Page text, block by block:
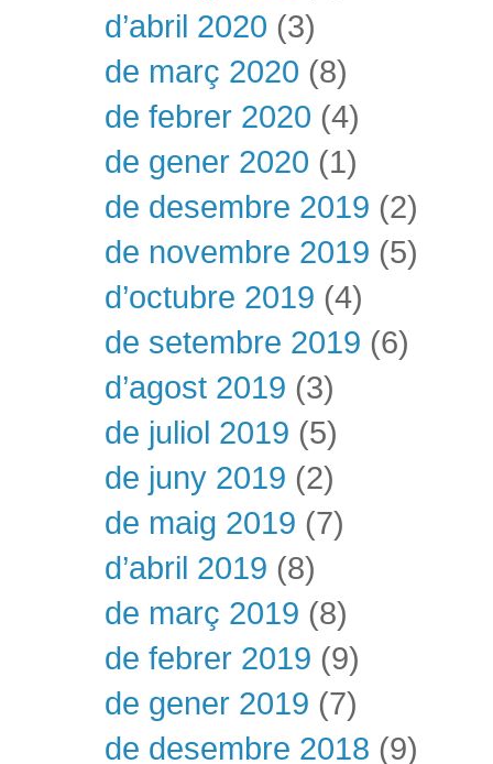
d’abril 2020 (3)
de març 2020 (8)
de febrer 2020 (4)
de gener 2020 (1)
de desembre 2019 (2)
de novembre 2019 (5)
d’octubre 2019 (4)
de setembre 2019 (6)
d’agost 2019 (3)
de juliol 2019 (5)
de juny 2019 (2)
de maig 2019 (7)
d’abril 2019 (8)
de març 2019 (8)
de febrer 2019 (9)
de gener 2019 (7)
de desembre 2018 (9)